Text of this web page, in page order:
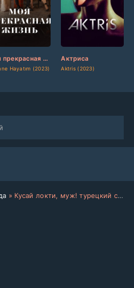
Моя прекрасная жизнь
Hayatım (2023)
Актриса
Aktris (2023)
[updated]
» Кусай локти, муж! турецкий сериал на русском языке все серии смотреть онлайн бесплатно подряд